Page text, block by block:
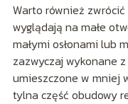
Warto również
wyglądają na małe
małymi osłonami lub
zazwyczaj wykonane
umieszczone w mniej
tylna część obudowy